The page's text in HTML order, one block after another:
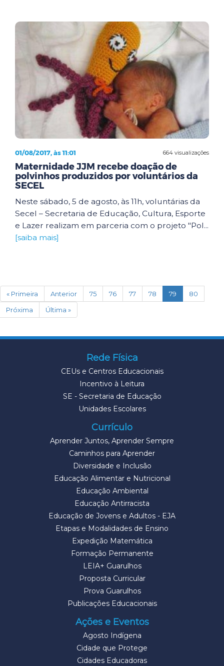
664 visualizações
01/08/2017, às 11:01
Maternidade JJM recebe doação de
polvinhos produzidos por voluntários da
SECEL
Neste sábado, 5 de agosto, às 11h, voluntárias da
Secel – Secretaria de Educação, Cultura, Esporte
e Lazer realizam em parceria com o projeto "Pol...
[saiba mais]
« Primeira Anterior 75 76 77 78 79 (current)
80
Próxima
Última »
Rede Física
CEUs e Centros Educacionais
Incentivo à Leitura
SE - Secretaria de Educação
Unidades Escolares
Currículo
Aprender Juntos, Aprender Sempre
Caminhos para Aprender
Diversidade e Inclusão
Educação Alimentar e Nutricional
Educação Ambiental
Educação Antirracista
Educação de Jovens e Adultos - EJA
Etapas e Modalidades de Ensino
Expedição Matemática
Formação Permanente
LEIA+ Guarulhos
Proposta Curricular
Prova Guarulhos
Publicações Educacionais
Ações e Eventos
Agosto Indígena
Cidade que Protege
Cidades Educadoras